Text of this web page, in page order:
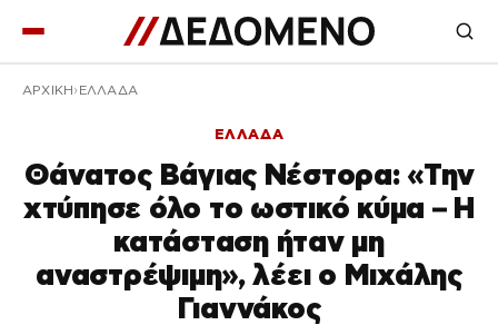
ΑΡΧΙΚΉ ΕΛΛΑΔΑ
ΕΛΛΑΔΑ
Θάνατος Βάγιας Νέστορα: «Την
χτύπησε όλο το ωστικό κύμα – Η
κατάσταση ήταν μη
αναστρέψιμη», λέει ο Μιχάλης
Γιαννάκος